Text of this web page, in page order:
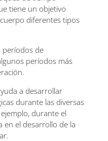
tiene un objetivo
diferentes tipos
períodos de
períodos más
a desarrollar
durante las diversas
durante el
en el desarrollo de la